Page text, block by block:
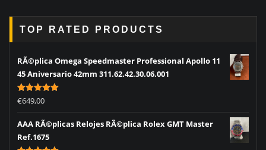
TOP RATED PRODUCTS
RÃ©plica Omega Speedmaster Professional Apollo 11
45 Aniversario 42mm 311.62.42.30.06.001
Rated5.00
out of 5
€649,00
AAA RÃ©plicas Relojes RÃ©plica Rolex GMT Master
Ref.1675